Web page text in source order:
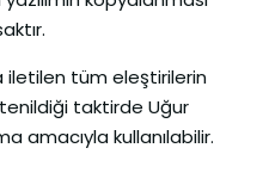
iletilen tüm eleştirilerin
taktirde Uğur
amacıyla kullanılabilir.